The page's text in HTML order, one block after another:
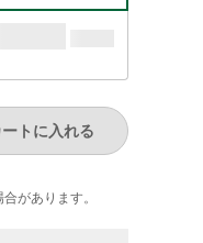
ートに入れる
が​あります。